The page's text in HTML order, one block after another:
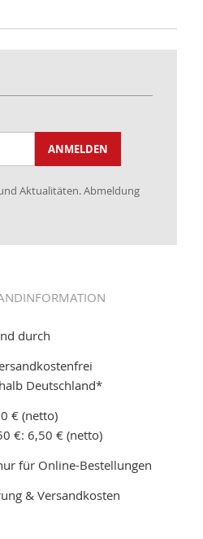
ANMELDEN
Aktualitäten. Abmeldung
durch
Deutschland*
€ (netto)
€: 6,50 € (netto)
für Online-Bestellungen
& Versandkosten